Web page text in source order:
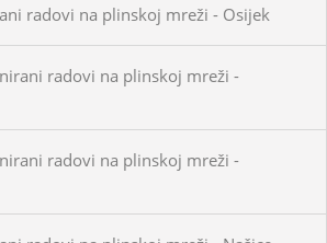
radovi na plinskoj mreži - Osijek
radovi na plinskoj mreži -
radovi na plinskoj mreži -